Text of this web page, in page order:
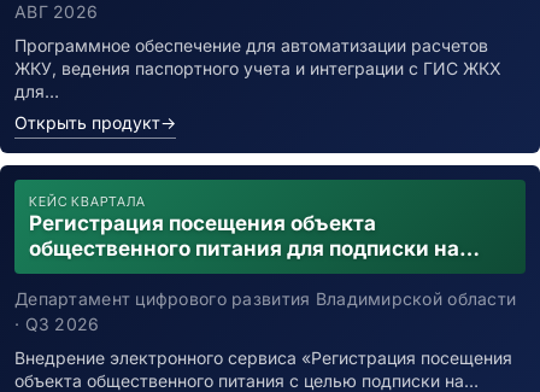
АВГ 2026
Программное обеспечение для автоматизации расчетов
ЖКУ, ведения паспортного учета и интеграции с ГИС ЖКХ
для…
Открыть продукт→
КЕЙС КВАРТАЛА
Регистрация посещения объекта
общественного питания для подписки на
уведомления о возможном контакте с
заболевшим новой коронавирусной
инфекцией
Департамент цифрового развития Владимирской области
· Q3 2026
Внедрение электронного сервиса «Регистрация посещения
объекта общественного питания с целью подписки на…